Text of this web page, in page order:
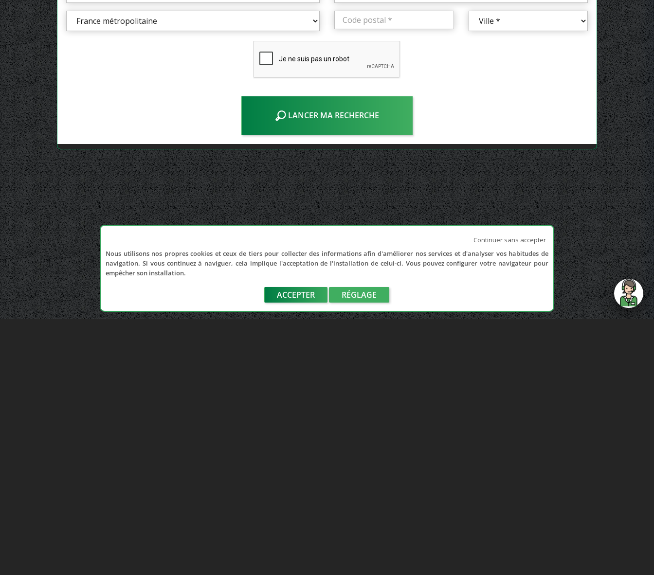
LANCER MA RECHERCHE
Continuer sans accepter
Nous utilisons nos propres cookies et ceux de tiers pour collecter des informations afin d'améliorer nos services et d'analyser vos habitudes de
navigation. Si vous continuez à naviguer, cela implique l'acceptation de l'installation de celui-ci. Vous pouvez configurer votre navigateur pour
empêcher son installation.
ACCEPTER RÉGLAGE